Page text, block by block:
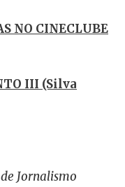
NO CINECLUBE
III (Silva
Jornalismo